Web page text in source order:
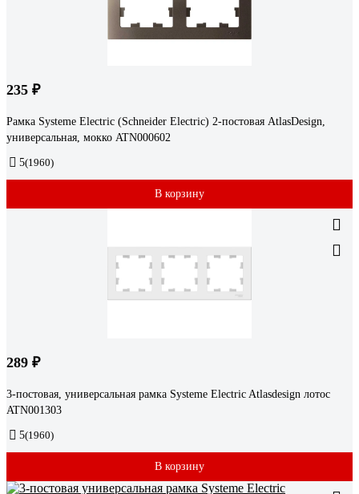
235 ₽
Рамка Systeme Electric (Schneider Electric) 2-постовая AtlasDesign,
универсальная, мокко ATN000602
5(1960)
В корзину
289 ₽
3-постовая, универсальная рамка Systeme Electric Atlasdesign лотос
ATN001303
5(1960)
В корзину